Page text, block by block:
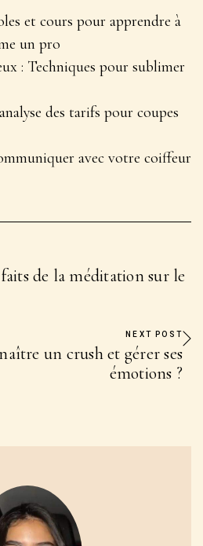
et cours pour apprendre à
un pro
: Techniques pour sublimer
des tarifs pour coupes
avec votre coiffeur
de la méditation sur le
NEXT POST
un crush et gérer ses
émotions ?